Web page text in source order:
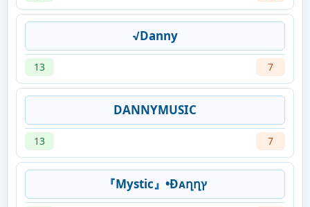
√Danny
13 7
DANNYMUSIC
13 7
『Mystic』•Ðᴀղղץ